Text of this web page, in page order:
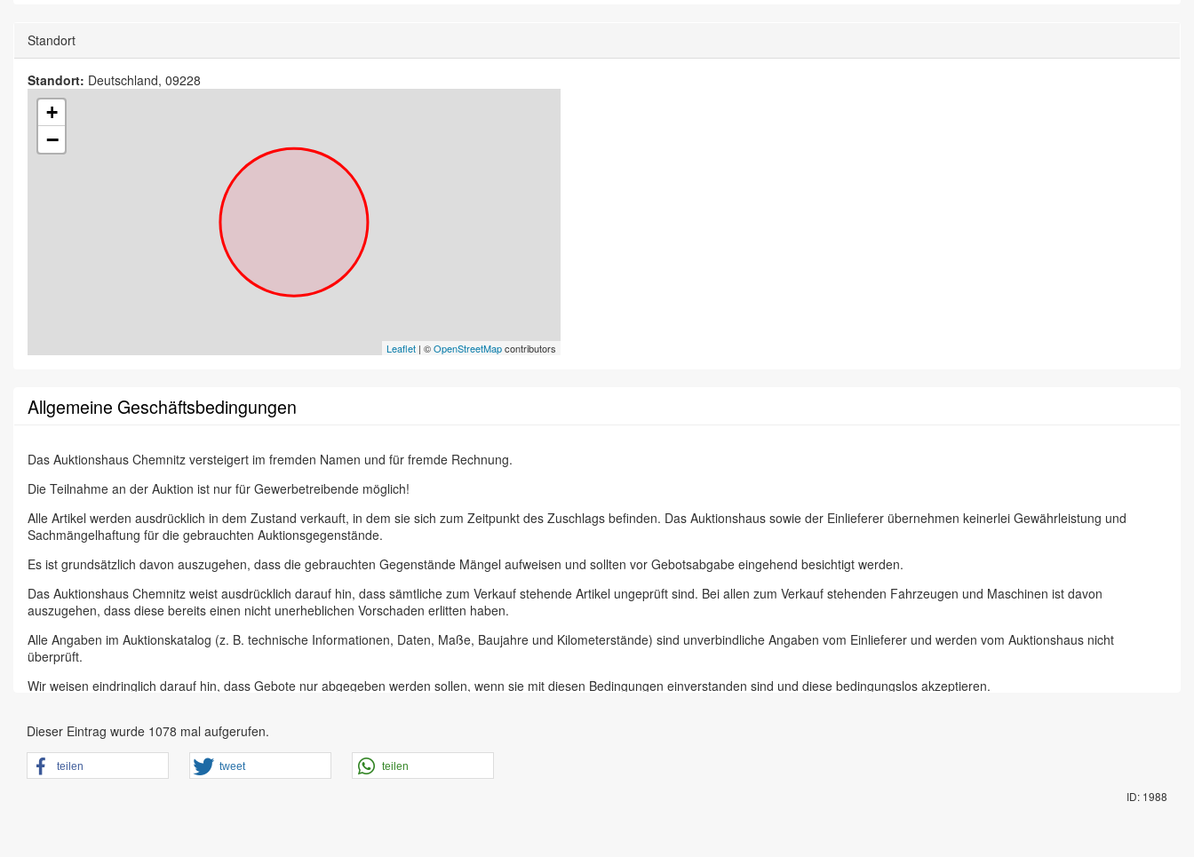
Standort
Standort: Deutschland, 09228
+
−
Leaflet | ©OpenStreetMapcontributors
Allgemeine Geschäftsbedingungen
Das Auktionshaus Chemnitz versteigert im fremden Namen und für fremde Rechnung.
Die Teilnahme an der Auktion ist nur für Gewerbetreibende möglich!
Alle Artikel werden ausdrücklich in dem Zustand verkauft, in dem sie sich zum Zeitpunkt des Zuschlags befinden. Das Auktionshaus sowie der Einlieferer übernehmen keinerlei Gewährleistung und
Sachmängelhaftung für die gebrauchten Auktionsgegenstände.
Es ist grundsätzlich davon auszugehen, dass die gebrauchten Gegenstände Mängel aufweisen und sollten vor Gebotsabgabe eingehend besichtigt werden.
Das Auktionshaus Chemnitz weist ausdrücklich darauf hin, dass sämtliche zum Verkauf stehende Artikel ungeprüft sind. Bei allen zum Verkauf stehenden Fahrzeugen und Maschinen ist davon
auszugehen, dass diese bereits einen nicht unerheblichen Vorschaden erlitten haben.
Alle Angaben im Auktionskatalog (z. B. technische Informationen, Daten, Maße, Baujahre und Kilometerstände) sind unverbindliche Angaben vom Einlieferer und werden vom Auktionshaus nicht
überprüft.
Wir weisen eindringlich darauf hin, dass Gebote nur abgegeben werden sollen, wenn sie mit diesen Bedingungen einverstanden sind und diese bedingungslos akzeptieren.
Online Bieter, Bieter bei Vor-Ort-Versteigerungen direkt beim Einlieferer oder bei Insolvenzversteigerungen.
Sämtliche Neueingänge werden sofort online gestellt. Sobald ein Artikel online gestellt ist haben sie die Möglichkeit, Online-Vorgebebote abzugeben und die Artikel auf dem Auktionsgelände nach
vorheriger Anmeldung zu besichtigen.
Dieser Eintrag wurde 1078 mal aufgerufen.
teilen tweet teilen
ID: 1988